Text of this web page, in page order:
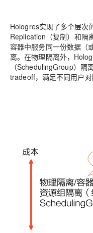
Hologres实现了多个层次
Replication（复制）和隔
容器中服务同一份数据（
离。在物理隔离外，
（SchedulingGroup）隔
tradeoff，满足不同用户对